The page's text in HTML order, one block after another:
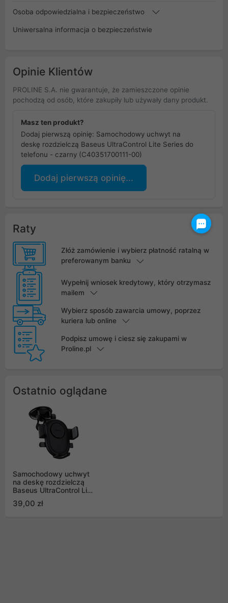
Osoba odpowiedzialna i bezpieczeństwo
Uniwersalna informacja o bezpieczeństwie
Opinie Klientów
PROLINE S.A. nie gwarantuje, że zamieszczone opinie
pochodzą od osób, które zakupiły lub używały dany produkt.
Masz ten produkt?
Dodaj pierwszą opinię: Samochodowy uchwyt na
deskę rozdzielczą Baseus UltraControl Lite Series do
telefonu - czarny (C40351700111-00)
Dodaj pierwszą opinię...
Raty
Złóż zamówienie i wybierz płatność ratalną w
preferowanym banku
Wypełnij wniosek kredytowy, który otrzymasz
mailem
Wybierz sposób zawarcia umowy, poprzez
kuriera lub online
Podpisz umowę i ciesz się zakupami w
Proline.pl
Ostatnio oglądane
Samochodowy uchwyt
na deskę rozdzielczą
Baseus UltraControl Lite
czarny (C40351700111-
39,00 zł